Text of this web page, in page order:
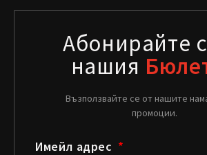
Абонирайте
нашия
Възползвайте се от нашите
промоции.
Имейл адрес